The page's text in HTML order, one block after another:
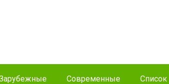
Современные Список